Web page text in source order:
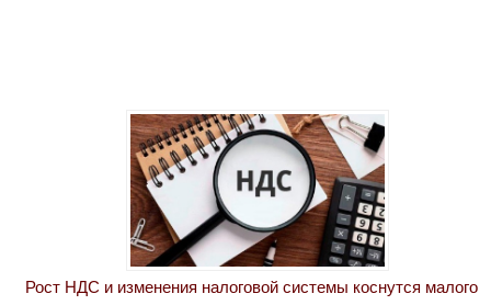
Рост НДС и изменения налоговой системы коснутся малого